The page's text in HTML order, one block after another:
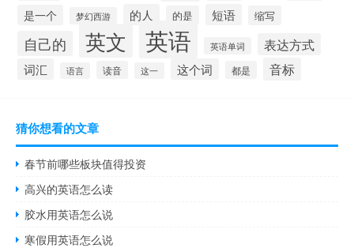
是一个 梦幻西游 的人 的是 短语 缩写
自己的 英文 英语 英语单词 表达方式
词汇 语言 读音 这一 这个词 都是 音标
猜你想看的文章
春节前哪些板块值得投资
高兴的英语怎么读
胶水用英语怎么说
寒假用英语怎么说